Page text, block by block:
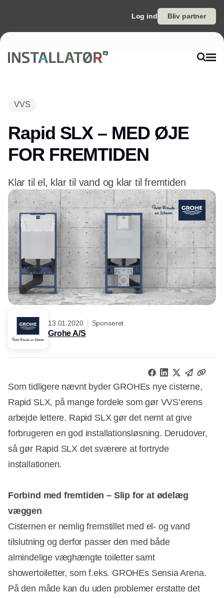
Log ind Bliv partner
VVS
Rapid SLX – MED ØJE
FOR FREMTIDEN
Klar til el, klar til vand og klar til fremtiden
13.01.2020 Sponseret
Grohe A/S
Som tidligere nævnt byder GROHEs nye cisterne,
Rapid SLX, på mange fordele som gør VVS’erens
arbejde lettere. Rapid SLX gør det nemt at give
forbrugeren en god installationsløsning. Derudover,
så gør Rapid SLX det sværere at fortryde
installationen.
Forbind med fremtiden – Slip for at ødelæg
væggen
Cisternen er nemlig fremstillet med el- og vand
tilslutning og derfor passer den med både
almindelige væghængte toiletter samt
showertoiletter, som f.eks. GROHEs Sensia Arena.
På den måde kan du uden problemer erstatte det